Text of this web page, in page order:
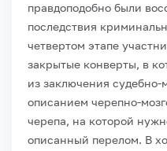
правдоподобно были
последствия
четвертом этапе
закрытые конверты, в
из заключения судебно-
описанием черепно-
черепа, на которой
описанный перелом. В